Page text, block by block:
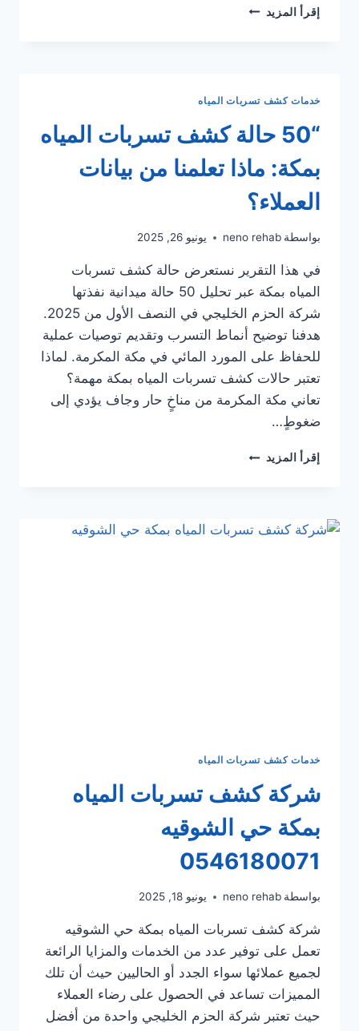
إقرأ المزيد أفضل
المكرمة
خصم
60%
|
مع
الضمان
خدمات كشف تسربات المياه
“50 حالة كشف تسربات المياه
بمكة: ماذا تعلمنا من بيانات
العملاء؟
بواسطة neno rehab يونيو 26, 2025
في هذا التقرير نستعرض حالة كشف تسربات
المياه بمكة عبر تحليل 50 حالة ميدانية نفذتها
شركة الحزم الخليجي في النصف الأول من 2025.
هدفنا توضيح أنماط التسرب وتقديم توصيات عملية
للحفاظ على المورد المائي في مكة المكرمة. لماذا
تعتبر حالات كشف تسربات المياه بمكة مهمة؟
تعاني مكة المكرمة من مناخٍ حار وجاف يؤدي إلى
ضغوطٍ…
إقرأ المزيد “50
بمكة:
خدمات كشف تسربات المياه
شركة كشف تسربات المياه
بمكة حي الشوقيه
0546180071
بواسطة neno rehab يونيو 18, 2025
شركة كشف تسربات المياه بمكة حي الشوقيه
تعمل على توفير عدد من الخدمات والمزايا الرائعة
لجميع عملائها سواء الجدد أو الحاليين حيث أن تلك
المميزات تساعد في الحصول على رضاء العملاء
حيث تعتبر شركة الحزم الخليجي واحدة من أفضل